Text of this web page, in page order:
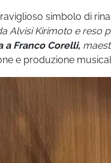
simbolo di
Alvisi Kirimoto e reso
a Franco Corelli,
e produzione